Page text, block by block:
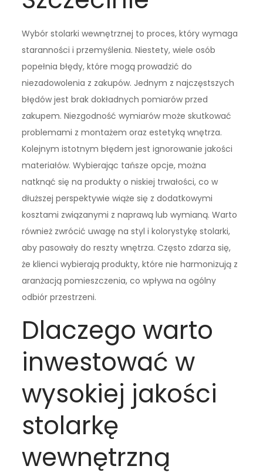
Wybór stolarki wewnętrznej to proces, który wymaga
staranności i przemyślenia. Niestety, wiele osób
popełnia błędy, które mogą prowadzić do
niezadowolenia z zakupów. Jednym z najczęstszych
błędów jest brak dokładnych pomiarów przed
zakupem. Niezgodność wymiarów może skutkować
problemami z montażem oraz estetyką wnętrza.
Kolejnym istotnym błędem jest ignorowanie jakości
materiałów. Wybierając tańsze opcje, można
natknąć się na produkty o niskiej trwałości, co w
dłuższej perspektywie wiąże się z dodatkowymi
kosztami związanymi z naprawą lub wymianą. Warto
również zwrócić uwagę na styl i kolorystykę stolarki,
aby pasowały do reszty wnętrza. Często zdarza się,
że klienci wybierają produkty, które nie harmonizują z
aranżacją pomieszczenia, co wpływa na ogólny
odbiór przestrzeni.
Dlaczego warto
inwestować w
wysokiej jakości
stolarkę
wewnętrzną